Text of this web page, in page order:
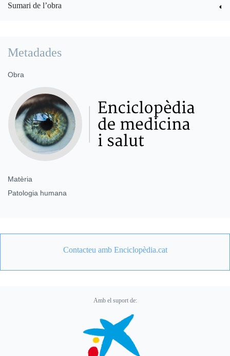
Sumari de l’obra
Metadades
Obra
Matèria
Patologia humana
Contacteu amb Enciclopèdia.cat
Amb el suport de: